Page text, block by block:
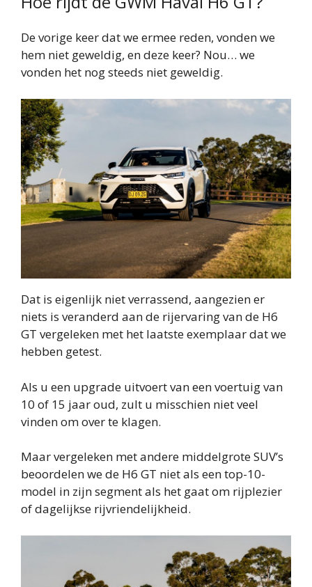
De vorige keer dat we ermee reden, vonden we
hem niet geweldig, en deze keer? Nou… we
vonden het nog steeds niet geweldig.
Dat is eigenlijk niet verrassend, aangezien er
niets is veranderd aan de rijervaring van de H6
GT vergeleken met het laatste exemplaar dat we
hebben getest.
Als u een upgrade uitvoert van een voertuig van
10 of 15 jaar oud, zult u misschien niet veel
vinden om over te klagen.
Maar vergeleken met andere middelgrote SUV’s
beoordelen we de H6 GT niet als een top-10-
model in zijn segment als het gaat om rijplezier
of dagelijkse rijvriendelijkheid.